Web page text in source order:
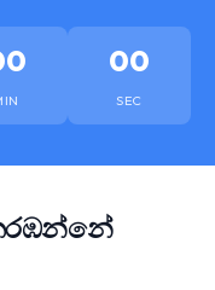
00
SEC